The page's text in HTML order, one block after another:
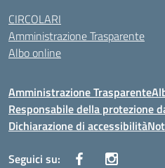
CIRCOLARI
Amministrazione Trasparente
Albo online
Amministrazione Trasparente
Responsabile della protezione
Dichiarazione di accessibilità
Seguici su: